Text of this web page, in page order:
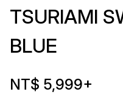
TSURIAMI
BLUE
NT$ 5,999+